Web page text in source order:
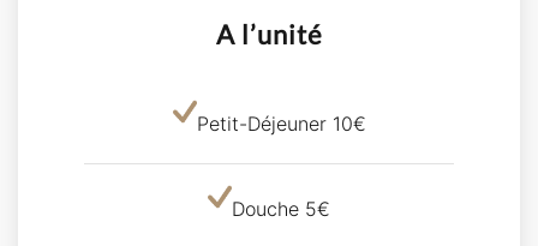
A l’unité
Petit-Déjeuner 10€
Douche 5€